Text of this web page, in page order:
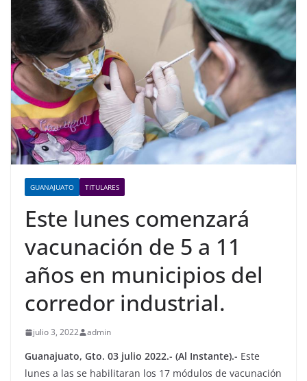
GUANAJUATO TITULARES
Este lunes comenzará
vacunación de 5 a 11
años en municipios del
corredor industrial.
julio 3, 2022 admin
Guanajuato, Gto. 03 julio 2022.- (Al Instante).- Este
lunes a las se habilitaran los 17 módulos de vacunación